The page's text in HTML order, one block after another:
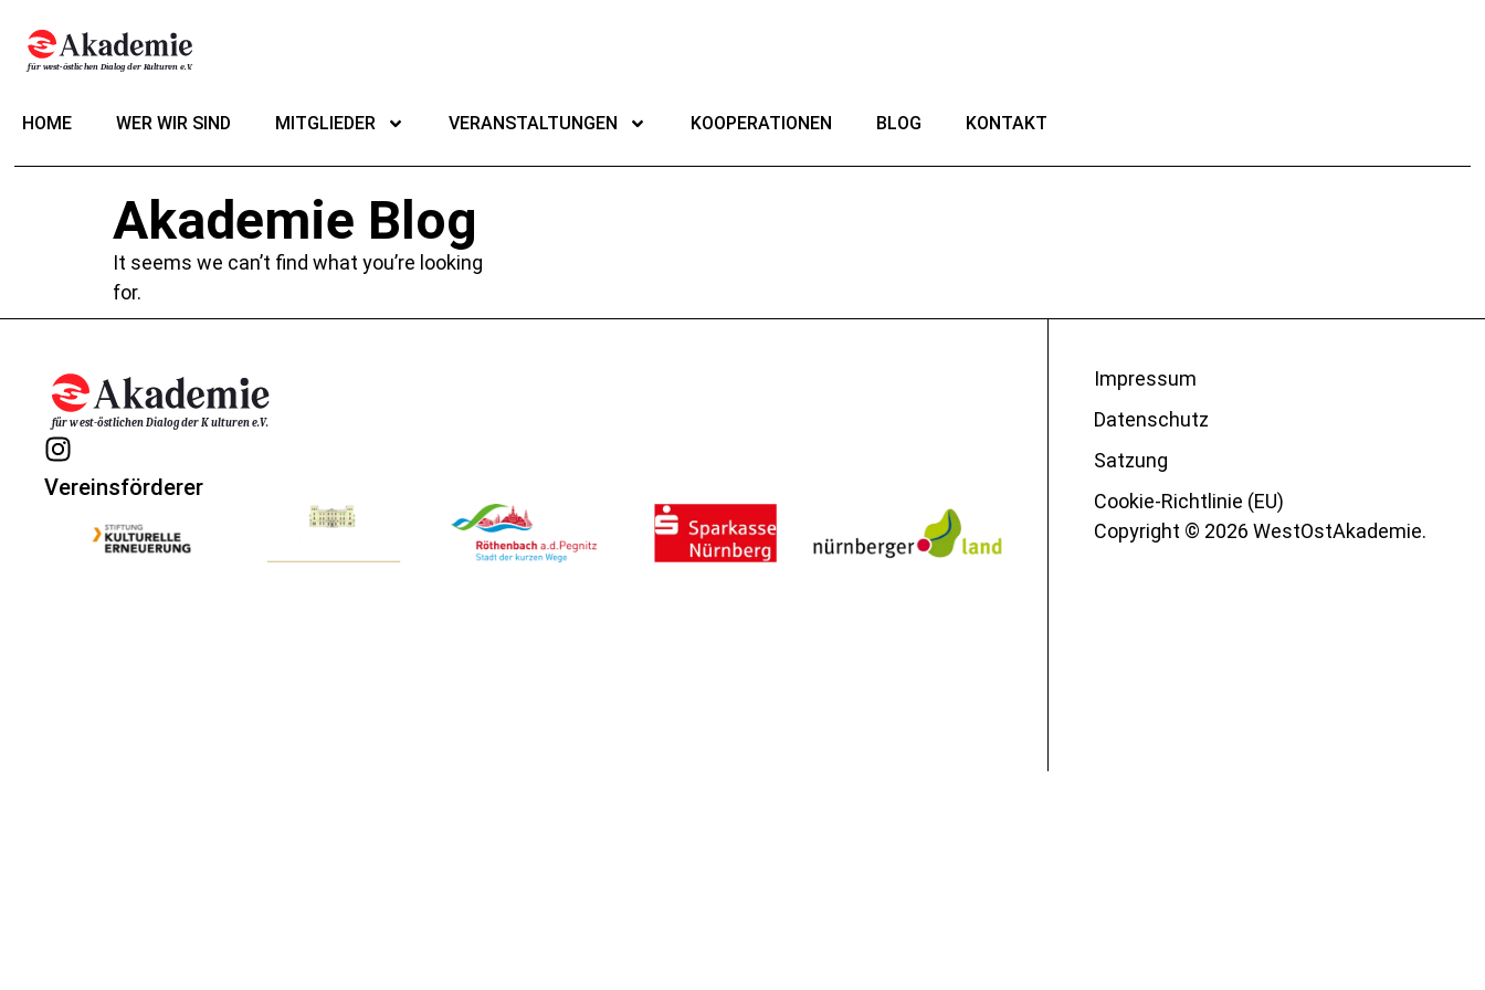
HOME WER WIR SIND MITGLIEDER VERANSTALTUNGEN KOOPERATIONEN BLOG KONTAKT
Akademie Blog
It seems we can’t find what you’re looking
for.
Vereinsförderer
Impressum
Datenschutz
Satzung
Cookie-Richtlinie (EU)
Copyright © 2026 WestOstAkademie.